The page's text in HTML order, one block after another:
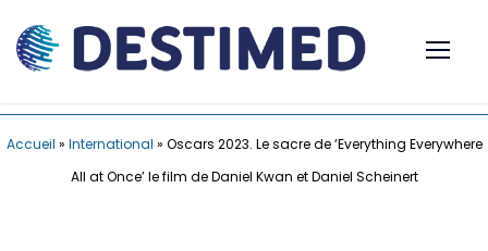
Accueil » International » Oscars 2023. Le sacre de ‘Everything Everywhere
All at Once’ le film de Daniel Kwan et Daniel Scheinert